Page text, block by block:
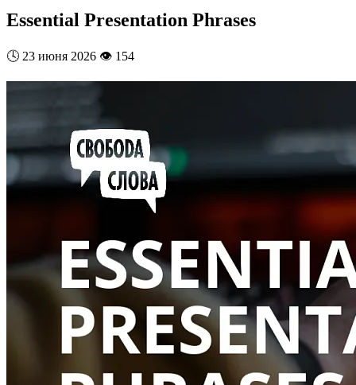
Essential Presentation Phrases
🕓 23 июня 2026 👁️ 154